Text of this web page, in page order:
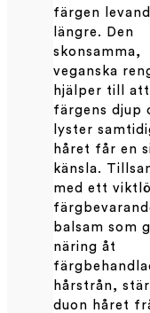
färgen
längre. Den
skonsamma,
veganska
hjälper till
färgens djup
lyster
håret får en
känsla.
med ett
balsam som
näring åt
hårstrån,
duon håret